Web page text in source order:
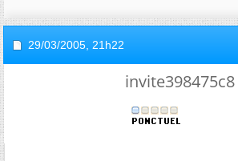
29/03/2005, 21h22
invite398475c8